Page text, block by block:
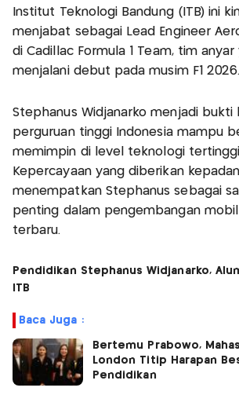
Institut Teknologi Bandung (ITB) ini
menjabat sebagai Lead Engineer
di Cadillac Formula 1 Team, tim anyar
menjalani debut pada musim F1 2026.
Stephanus Widjanarko menjadi bukti
perguruan tinggi Indonesia mampu
memimpin di level teknologi tertinggi
Kepercayaan yang diberikan
menempatkan Stephanus sebagai
penting dalam pengembangan mobil
terbaru.
Pendidikan Stephanus Widjanarko,
ITB
Baca Juga :
Bertemu Prabowo,
London Titip Harapan
Pendidikan